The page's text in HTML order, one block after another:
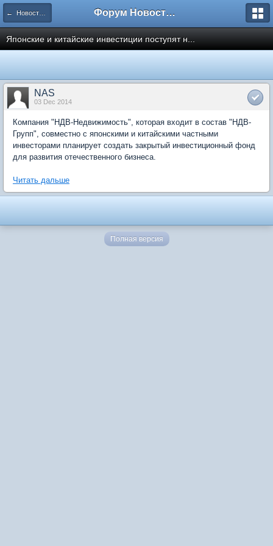
← Новости рынка недвижимости Форум Новостройки
Японские и китайские инвестиции поступят н...
NAS
03 Dec 2014
Компания "НДВ-Недвижимость", которая входит в состав "НДВ-
Групп", совместно с японскими и китайскими частными
инвесторами планирует создать закрытый инвестиционный фонд
для развития отечественного бизнеса.
Читать дальше
Полная версия